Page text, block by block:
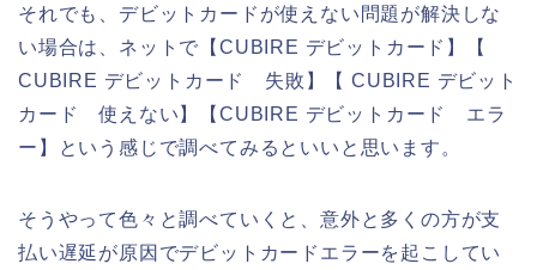
それでも、デビットカードが使えない問題が解決しな
い場合は、ネットで【CUBIRE デビットカード】【
CUBIRE デビットカード 失敗】【 CUBIRE デビット
カード 使えない】【CUBIRE デビットカード エラ
ー】という感じで調べてみるといいと思います。
そうやって色々と調べていくと、意外と多くの方が支
払い遅延が原因でデビットカードエラーを起こしてい